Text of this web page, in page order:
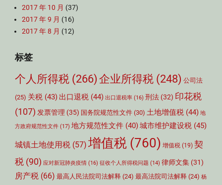
2017 年 10 月 (37)
2017 年 9 月 (16)
2017 年 8 月 (12)
标签
个人所得税 (266) 企业所得税 (248) 公司法
(25) 关税 (43) 出口退税 (44) 出口退税率 (16) 刑法 (32) 印花税
(107) 发票管理 (35) 国务院规范性文件 (30) 土地增值税 (44) 地
方政府规范性文件 (17) 地方规范性文件 (40)城市维护建设税 (45)
城镇土地使用税 (57) 增值税 (760) 增值税 (19) 契
税 (90) 应对新冠肺炎疫情 (16) 征收个人所得税问题 (14) 律师文集 (31)
房产税 (66) 最高人民法院司法解释 (24) 最高法院司法解释 (24) 杨